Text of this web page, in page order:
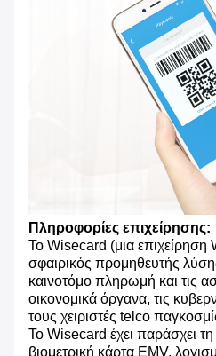
Πληροφορίες επιχείρησης:
Το Wisecard (μια επιχείρηση
σφαιρικός προμηθευτής
καινοτόμο πληρωμή και τις
οικονομικά όργανα, τις
τους χειριστές telco
Το Wisecard έχει παράσχει
βιομετρική κάρτα EMV,